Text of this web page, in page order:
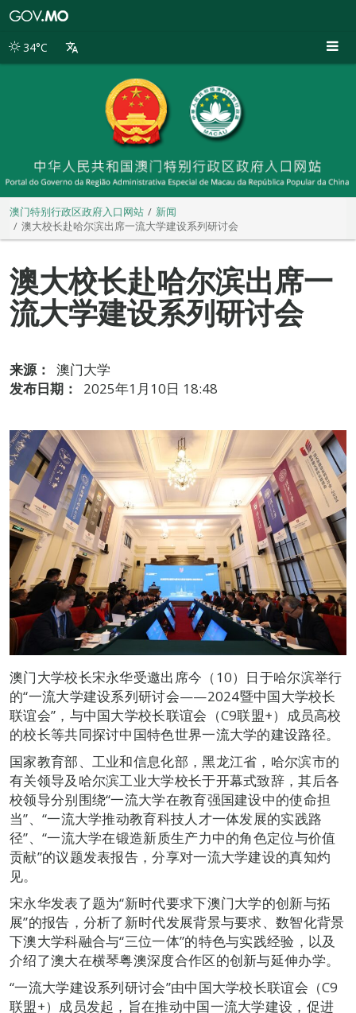
别
34°C
澳门特别行政区政府入口网站
新闻
澳大校长赴哈尔滨出席一流大学建设系列研讨会
澳大校长赴哈尔滨出席一
流大学建设系列研讨会
来源：
澳门大学
发布日期：
2025年1月10日 18:48
澳门大学校长宋永华受邀出席今（10）日于哈尔滨举行
的“一流大学建设系列研讨会——2024暨中国大学校长
联谊会”，与中国大学校长联谊会（C9联盟+）成员高校
的校长等共同探讨中国特色世界一流大学的建设路径。
国家教育部、工业和信息化部，黑龙江省，哈尔滨市的
有关领导及哈尔滨工业大学校长于开幕式致辞，其后各
校领导分别围绕“一流大学在教育强国建设中的使命担
当”、“一流大学推动教育科技人才一体发展的实践路
径”、“一流大学在锻造新质生产力中的角色定位与价值
贡献”的议题发表报告，分享对一流大学建设的真知灼
见。
宋永华发表了题为“新时代要求下澳门大学的创新与拓
展”的报告，分析了新时代发展背景与要求、数智化背景
下澳大学科融合与“三位一体”的特色与实践经验，以及
介绍了澳大在横琴粤澳深度合作区的创新与延伸办学。
“一流大学建设系列研讨会”由中国大学校长联谊会（C9
联盟+）成员发起，旨在推动中国一流大学建设，促进